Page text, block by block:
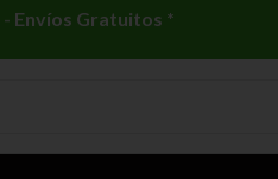
- Envíos Gratuitos *